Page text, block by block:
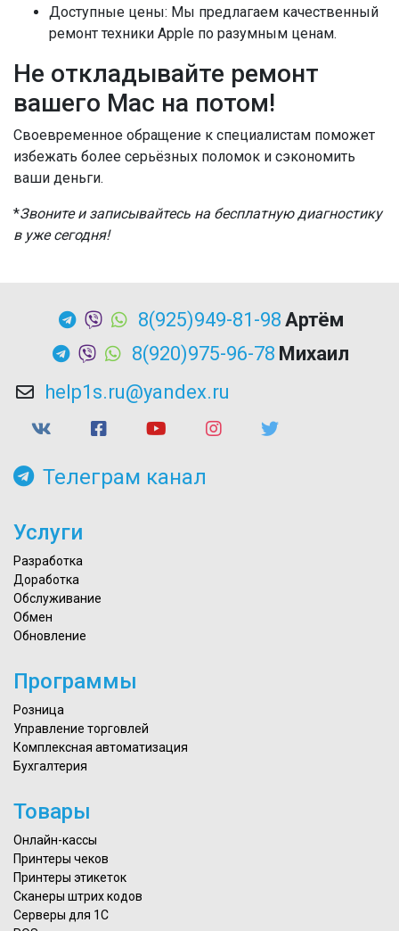
Доступные цены: Мы предлагаем качественный
ремонт техники Apple по разумным ценам.
Не откладывайте ремонт
вашего Mac на потом!
Своевременное обращение к специалистам поможет
избежать более серьёзных поломок и сэкономить
ваши деньги.
*Звоните и записывайтесь на бесплатную диагностику
в уже сегодня!
8(925)949-81-98 Артём
8(920)975-96-78 Михаил
help1s.ru@yandex.ru
Телеграм канал
Услуги
Разработка
Доработка
Обслуживание
Обмен
Обновление
Программы
Розница
Управление торговлей
Комплексная автоматизация
Бухгалтерия
Товары
Онлайн-кассы
Принтеры чеков
Принтеры этикеток
Сканеры штрих кодов
Серверы для 1С